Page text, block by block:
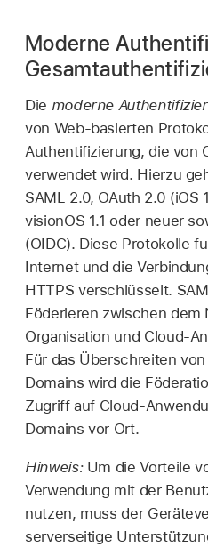
Moderne
Die moderne
von Web-basierten
Authentifizierung, die von
verwendet wird. Hierzu
SAML 2.0, OAuth 2.0 (iOS
visionOS 1.1 oder neuer
(OIDC). Diese Protokolle
Internet und die
HTTPS verschlüsselt.
Föderieren zwischen dem
Organisation und Cloud-
Für das Überschreiten
Domains wird die
Zugriff auf Cloud-
Domains vor Ort.
Hinweis: Um die Vorteile
Verwendung mit der
nutzen, muss der
serverseitige